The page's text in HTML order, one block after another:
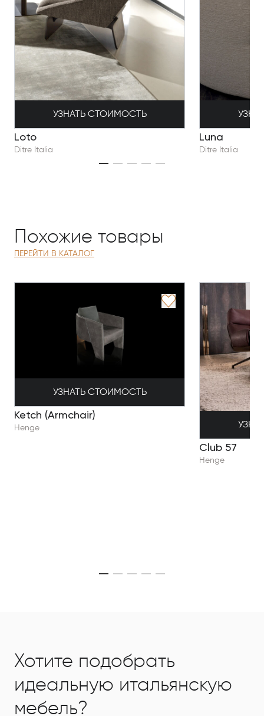
УЗНАТЬ СТОИМОСТЬ
Loto
Ditre Italia
Luna
Ditre Italia
Похожие товары
ПЕРЕЙТИ В КАТАЛОГ
УЗНАТЬ СТОИМОСТЬ
Ketch (Armchair)
Henge
Club 57
Henge
Хотите подобрать
идеальную итальянскую
мебель?